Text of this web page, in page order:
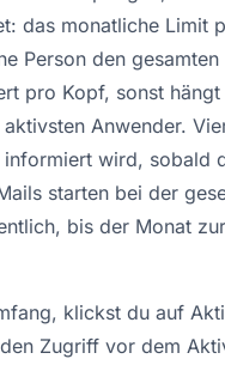
das monatliche Limit
Person den
pro Kopf, sonst
Anwender.
wird, sobald
starten bei der
bis der Monat
klickst du auf
Zugriff vor dem